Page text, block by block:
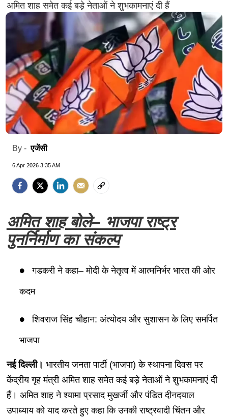
अमित शाह समेत कई बड़े नेताओं ने शुभकामनाएं दी हैं
By -एजेंसी
6 Apr 2026 3:35 AM
अमित शाह बोले– भाजपा राष्ट्र
पुनर्निर्माण का संकल्प
गडकरी ने कहा– मोदी के नेतृत्व में आत्मनिर्भर भारत की ओर
कदम
शिवराज सिंह चौहान: अंत्योदय और सुशासन के लिए समर्पित
भाजपा
नई दिल्ली। भारतीय जनता पार्टी (भाजपा) के स्थापना दिवस पर
केंद्रीय गृह मंत्री अमित शाह समेत कई बड़े नेताओं ने शुभकामनाएं दी
हैं। अमित शाह ने श्यामा प्रसाद मुखर्जी और पंडित दीनदयाल
उपाध्याय को याद करते हुए कहा कि उनकी राष्ट्रवादी चिंतन और